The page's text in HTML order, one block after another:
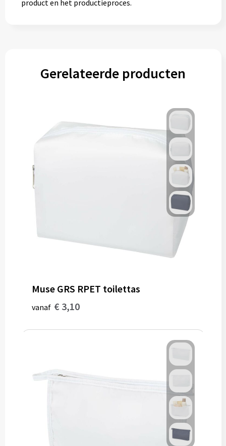
product en het productieproces.
Gerelateerde producten
Muse GRS RPET toilettas
vanaf € 3,10